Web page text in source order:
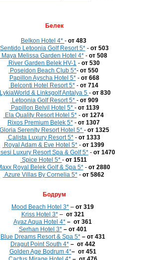
Белек
Belkon Hotel 4* - от 483
Letoonia Golf Resort 5*-от 503
Maya Melissa Garden Hotel 4*-от 508
River Garden Belek HV-1 - от 530
Poseidon Beach Club 5*- от 550
Papillon Ayscha Hotel 5*- от 668
Belconti Hotel Resort 5*- от 714
& Linksgolf Antalya 5 - от 830
Letoonia Golf Resort 5* -от 909
Papillon Belvil Hotel 5* - от 1139
Ela Quality Resort Hotel 5*- от 1274
Rixos Premium Belek 5*- от 1307
Serenity Resort Hotel 5* -от 1325
Calista Luxury Resort 5* - от 1333
Royal Adam & Eve Hotel 5* - от 1399
Luxury Resort Spa & Golf 5* - от 1470
Spice Hotel 5* - от 1511
Royal Belek Golf & Spa 5*- от 2880
Azure Villas By Cornelia 5*- от 5862
Бодрум
Mood Beach Hotel 3* – от 319
Kriss Hotel 3*– от 321
Ayaz Aqua Hotel 4* – от 361
Serhan Hotel 3*– от 401
Blue Dreams Resort & Spa 5*– от 431
Dragut Point South 4*– от 442
Golden Age Bodrum 4*– от 451